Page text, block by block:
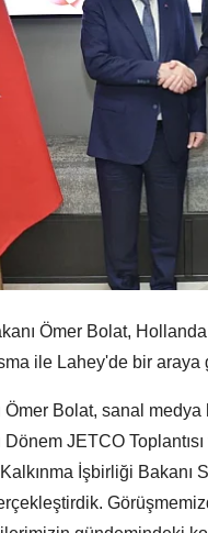
Ömer Bolat, Hollanda
ile Lahey'de bir araya
Ömer Bolat, sanal medya
Dönem JETCO
İşbirliği Bakanı